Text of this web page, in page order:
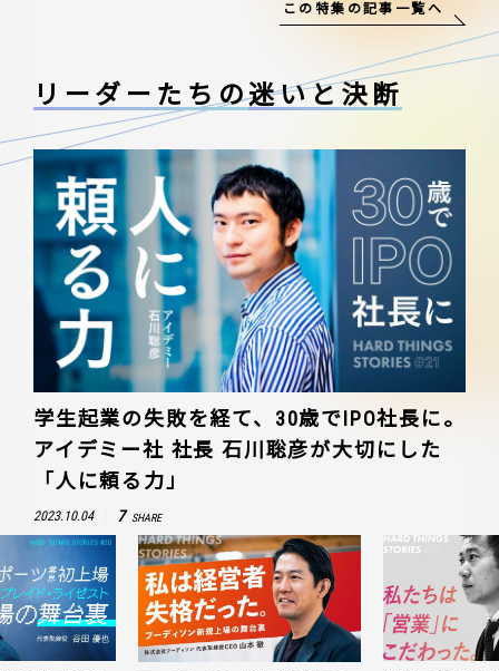
この特集の記事一覧へ
リーダーたちの迷いと決断
学生起業の失敗を経て、30歳でIPO社長に。
アイデミー社 社長 石川聡彦が大切にした
「人に頼る力」
2023.10.04 7 SHARE